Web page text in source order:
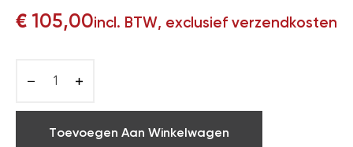
€ 105,00incl. BTW, exclusief verzendkosten
Toevoegen Aan Winkelwagen